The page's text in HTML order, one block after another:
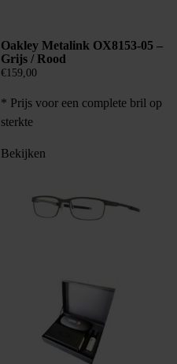
Oakley Metalink OX8153-05 –
Grijs / Rood
€159,00
* Prijs voor een complete bril op
sterkte
Bekijken